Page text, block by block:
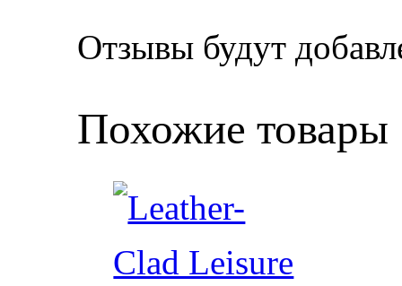
Отзывы будут
Похожие товары